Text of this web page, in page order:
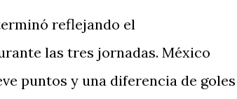
reflejando el
las tres jornadas. México
puntos y una diferencia de goles